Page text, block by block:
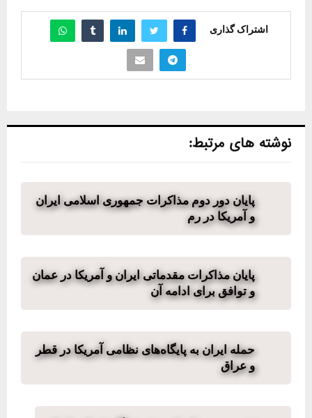
اشتراک گذاری
نوشته های مرتبط:
پایان دور دوم مذاکرات جمهوری اسلامی ایران
و آمریکا در رم
پایان مذاکرات مقدماتی ایران و آمریکا در عمان
و توافق برای ادامه آن
حمله ایران به پایگاه‌های نظامی آمریکا در قطر
و عراق